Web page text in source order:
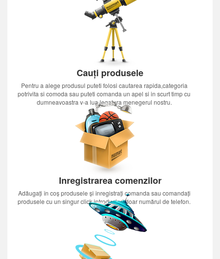
Cauți produsele
Pentru a alege produsul puteti folosi cautarea rapida,categoria
potrivita si comoda sau puteti comanda un apel si in scurt timp cu
dumneavoastra v-a lua legatura menegerul nostru.
Inregistrarea comenzilor
Adăugați în coș produsele și înregistrați comanda sau comandați
produsele cu un singur click introducînd doar numărul de telefon.